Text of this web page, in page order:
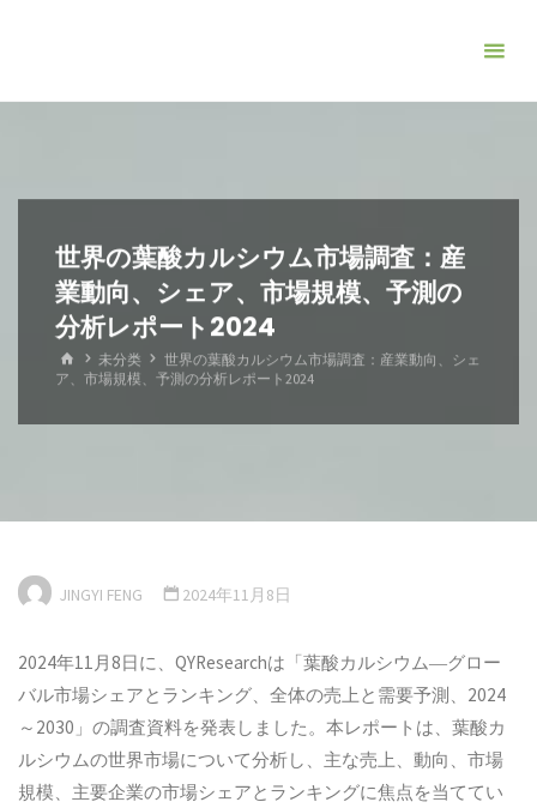
世界の葉酸カルシウム市場調査：産
業動向、シェア、市場規模、予測の
分析レポート2024
ホ
ー
未分类
世界の葉酸カルシウム市場調査：産業動向、シェ
ア、市場規模、予測の分析レポート2024
JINGYI FENG 2024年11月8日
2024年11月8日に、QYResearchは「葉酸カルシウム―グロー
バル市場シェアとランキング、全体の売上と需要予測、2024
～2030」の調査資料を発表しました。本レポートは、葉酸カ
ルシウムの世界市場について分析し、主な売上、動向、市場
規模、主要企業の市場シェアとランキングに焦点を当ててい